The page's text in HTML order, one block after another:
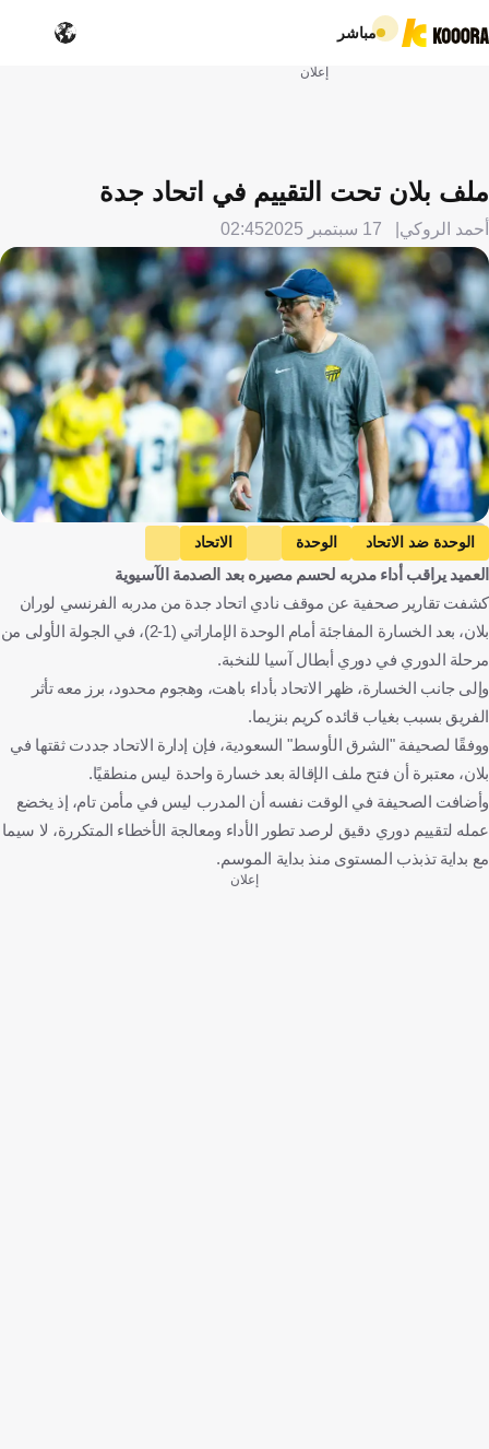
مباشر
إعلان
ملف بلان تحت التقييم في اتحاد جدة
أحمد الروكي 17 سبتمبر 2025 02:45
Getty Images
الوحدة ضد الاتحاد الوحدة
الاتحاد
دوري أبطال آسيا النخبة
لوران بلان
الإمارات العربية المتحدة
المملكة العربية السعودية
فرنسا كرة قدم
العميد يراقب أداء مدربه لحسم مصيره بعد الصدمة الآسيوية
كشفت تقارير صحفية عن موقف نادي اتحاد جدة من مدربه الفرنسي لوران
بلان، بعد الخسارة المفاجئة أمام الوحدة الإماراتي (1-2)، في الجولة الأولى من
مرحلة الدوري في دوري أبطال آسيا للنخبة.
وإلى جانب الخسارة، ظهر الاتحاد بأداء باهت، وهجوم محدود، برز معه تأثر
الفريق بسبب بغياب قائده كريم بنزيما.
ووفقًا لصحيفة "الشرق الأوسط" السعودية، فإن إدارة الاتحاد جددت ثقتها في
بلان، معتبرة أن فتح ملف الإقالة بعد خسارة واحدة ليس منطقيًا.
وأضافت الصحيفة في الوقت نفسه أن المدرب ليس في مأمن تام، إذ يخضع
عمله لتقييم دوري دقيق لرصد تطور الأداء ومعالجة الأخطاء المتكررة، لا سيما
مع بداية تذبذب المستوى منذ بداية الموسم.
إعلان